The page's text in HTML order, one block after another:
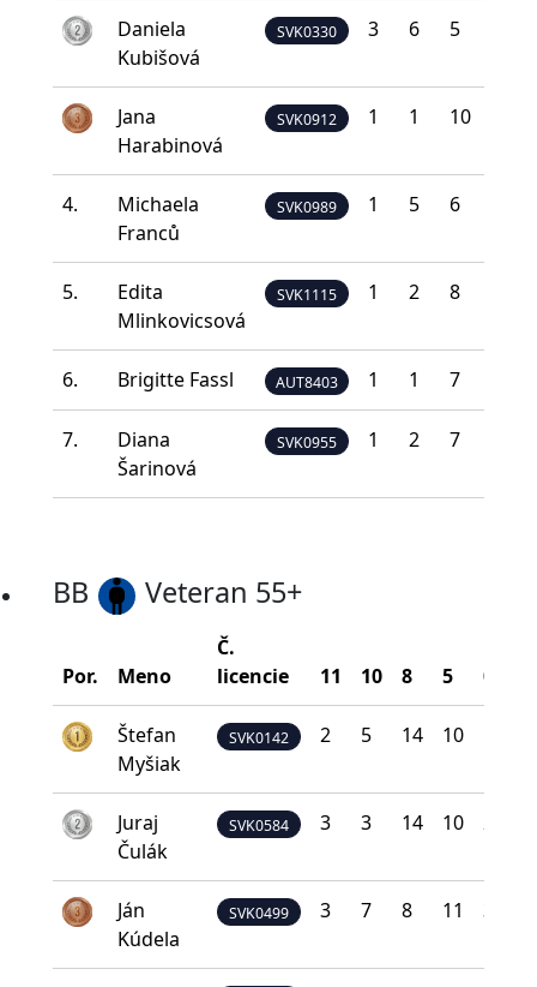
Daniela
Kubišová
SVK0330 3 6 5
Jana
Harabinová
SVK0912 1 1 10
4.
Michaela
Franců
SVK0989 1 5 6
5.
Edita
Mlinkovicsová
SVK1115 1 2 8
6. Brigitte Fassl AUT8403 1 1 7
7.
Diana
Šarinová
SVK0955 1 2 7
BB Veteran 55+
Por. Meno
Č.
licencie
11 10 8 5 0
Štefan
Myšiak
SVK0142 2 5 14 10
Juraj
Čulák
SVK0584 3 3 14 10 2
Ján
Kúdela
SVK0499 3 7 8 11 3